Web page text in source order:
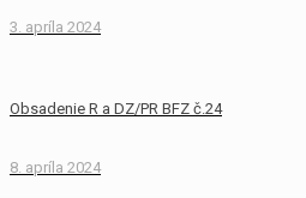
3. apríla 2024
Obsadenie R a DZ/PR BFZ č.24
8. apríla 2024